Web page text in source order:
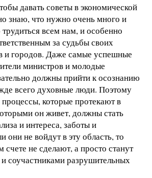
давать советы в экономической
знаю, что нужно очень много и
всем нам, и особенно
за судьбы своих
и городов. Даже самые успешные
министров и молодые
должны прийти к осознанию
всего духовные люди. Поэтому
которые протекают в
он живет, должны стать
и интереса, заботы и
они не войдут в эту область, то
счете не сделают, а просто станут
соучастниками разрушительных